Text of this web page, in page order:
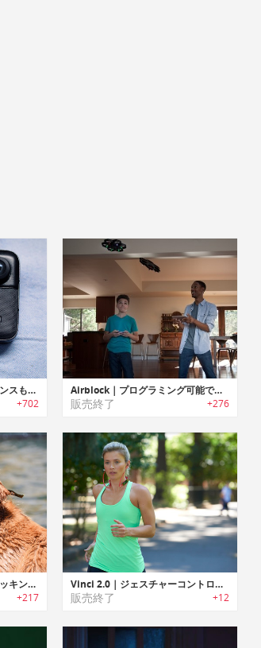
Shonin｜ビデオカンファレンスも可能なウェアラブルセキュリティーカメラ「ショーニン」
+702
Airblock｜プログラミング可能で変幻自在なモジュラー式ドローン「エアブロック」
販売終了 +276
Waggit｜愛犬のヘルストラッキングが可能なウェアラブルスマートカラー「ワギット」
+217
Vinci 2.0｜ジェスチャーコントロール/AI搭載スポーツイヤホン「ヴィンチ2.0」
販売終了 +12